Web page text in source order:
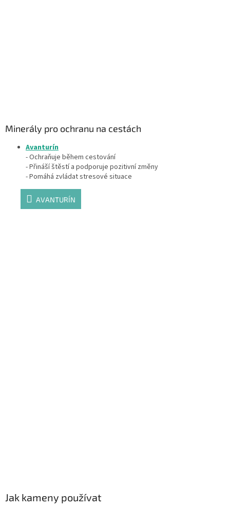
Minerály pro ochranu na cestách
Avanturín
- Ochraňuje během cestování
- Přináší štěstí a podporuje pozitivní změny
- Pomáhá zvládat stresové situace
AVANTURÍN
Jak kameny používat